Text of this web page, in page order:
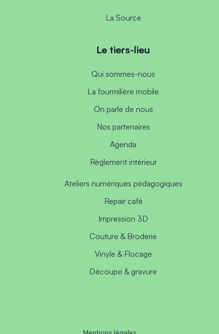
La Source
Le tiers-lieu
Qui sommes-nous
La fourmilière mobile
On parle de nous
Nos partenaires
Agenda
Règlement intérieur
Ateliers numériques pédagogiques
Repair café
Impression 3D
Couture & Broderie
Vinyle & Flocage
Découpe & gravure
Mentions légales